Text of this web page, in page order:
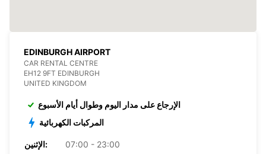
EDINBURGH AIRPORT
CAR RENTAL CENTRE
EH12 9FT EDINBURGH
UNITED KINGDOM
الإرجاع على مدار اليوم وطوال أيام الأسبوع
المركبات الكهربائية
الإثنين:
07:00 - 23:00